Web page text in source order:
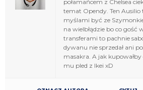
połamańcem z Chelsea
temat Opendy. Ten
myślami być ze
na wielbłądzie bo co gość
transferami to pachnie
dywanu nie sprzedał ani
masakra. A jak
mu pled z Ikei xD